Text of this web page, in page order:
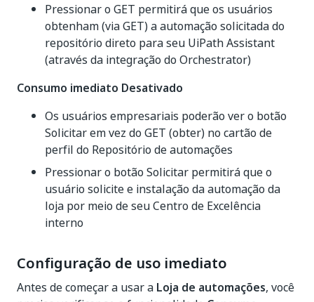
Pressionar o GET permitirá que os usuários
obtenham (via GET) a automação solicitada do
repositório direto para seu UiPath Assistant
(através da integração do Orchestrator)
Consumo imediato Desativado
Os usuários empresariais poderão ver o botão
Solicitar em vez do GET (obter) no cartão de
perfil do Repositório de automações
Pressionar o botão Solicitar permitirá que o
usuário solicite e instalação da automação da
loja por meio de seu Centro de Excelência
interno
Configuração de uso imediato
Antes de começar a usar a Loja de automações, você